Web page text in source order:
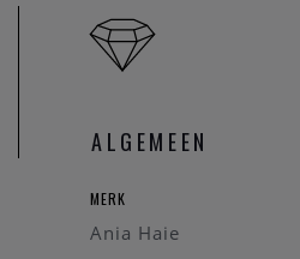
en smaak.
Heeft u verder vragen kan u steeds
ALGEMEEN
MERK
Ania Haie